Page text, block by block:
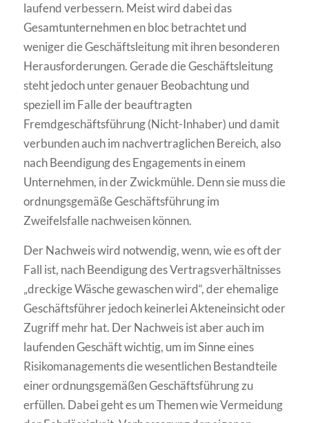
laufend verbessern. Meist wird dabei das
Gesamtunternehmen en bloc betrachtet und
weniger die Geschäftsleitung mit ihren besonderen
Herausforderungen. Gerade die Geschäftsleitung
steht jedoch unter genauer Beobachtung und
speziell im Falle der beauftragten
Fremdgeschäftsführung (Nicht-Inhaber) und damit
verbunden auch im nachvertraglichen Bereich, also
nach Beendigung des Engagements in einem
Unternehmen, in der Zwickmühle. Denn sie muss die
ordnungsgemäße Geschäftsführung im
Zweifelsfalle nachweisen können.
Der Nachweis wird notwendig, wenn, wie es oft der
Fall ist, nach Beendigung des Vertragsverhältnisses
„dreckige Wäsche gewaschen wird“, der ehemalige
Geschäftsführer jedoch keinerlei Akteneinsicht oder
Zugriff mehr hat. Der Nachweis ist aber auch im
laufenden Geschäft wichtig, um im Sinne eines
Risikomanagements die wesentlichen Bestandteile
einer ordnungsgemäßen Geschäftsführung zu
erfüllen. Dabei geht es um Themen wie Vermeidung